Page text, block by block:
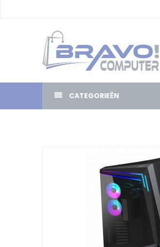
CATEGORIEËN